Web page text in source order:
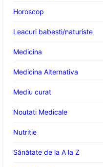
Horoscop
Leacuri babesti/naturiste
Medicina
Medicina Alternativa
Mediu curat
Noutati Medicale
Nutritie
Sănătate de la A la Z